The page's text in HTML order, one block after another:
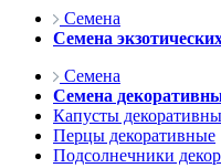
Семена
Семена
Семена
Семена
Капусты
Перцы декоративные
Подсолнечники